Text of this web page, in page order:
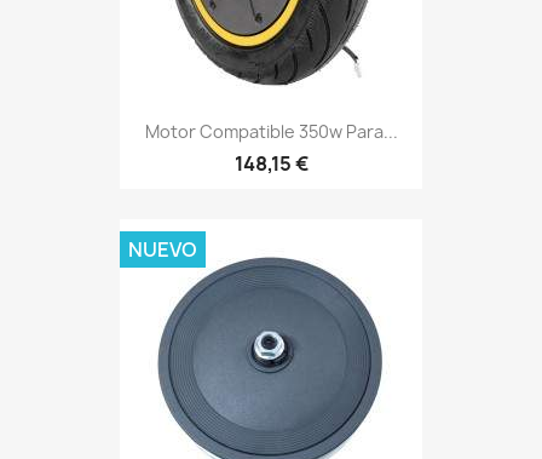
Motor Compatible 350w Para...
148,15 €
NUEVO